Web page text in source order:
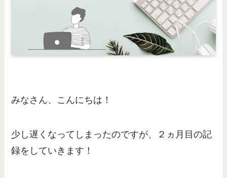
みなさん、こんにちは！
少し遅くなってしまったのですが、２ヵ月目の記
録をしていきます！